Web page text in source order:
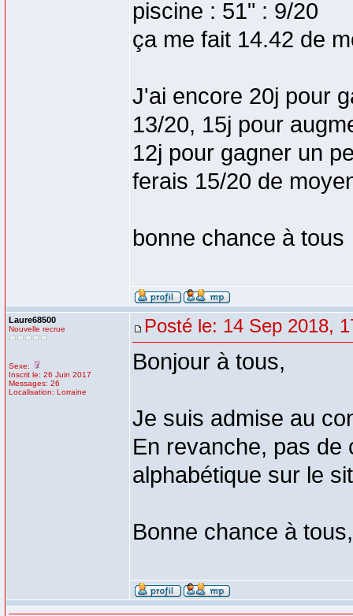
piscine : 51" : 9/20
ça me fait 14.42 de
J'ai encore 20j pour
13/20, 15j pour
12j pour gagner un
ferais 15/20 de
bonne chance à tous
Laure68500
Nouvelle recrue
Sexe:
Inscrit le: 26 Juin 2017
Messages: 26
Localisation: Lorraine
Posté le: 14 Sep 2018,
Bonjour à tous,
Je suis admise au
En revanche, pas de
alphabétique sur le
Bonne chance à